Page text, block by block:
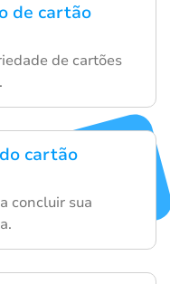
de cartão
de cartões
cartão
concluir sua